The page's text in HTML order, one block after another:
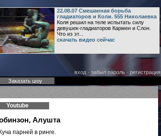
22.08.07 Смешанная борьба
гладиаторов и Коли. 555 Николаевка
Коля решил на теле испытать силу
девушек-гладиаторов Кармен и Слон.
Что из эт...
скачать видео сейчас
вход· забыл пароль· регистрация
Заказать шоу
Youtube
Алушта
парней в ринге.